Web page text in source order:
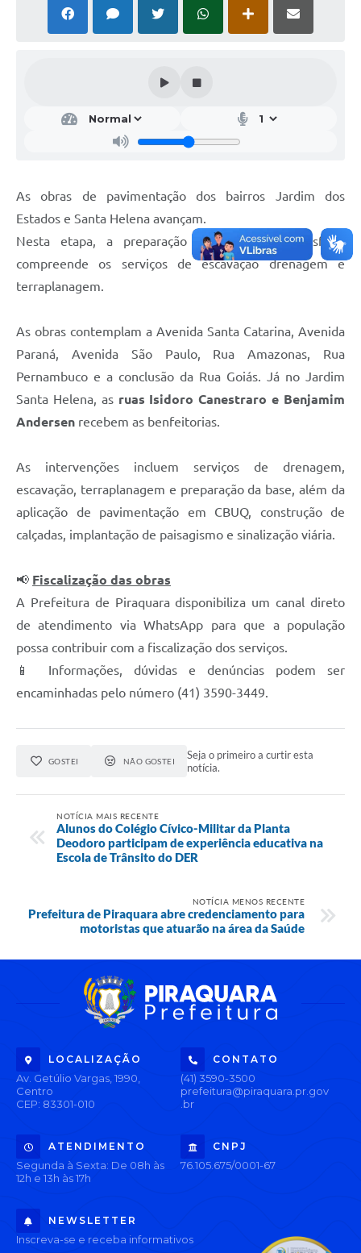
As obras de pavimentação dos bairros Jardim dos
Estados e Santa Helena avançam.
Nesta etapa, a preparação para receber o asfalto
compreende os serviços de escavação drenagem e
terraplanagem.
As obras contemplam a Avenida Santa Catarina, Avenida
Paraná, Avenida São Paulo, Rua Amazonas, Rua
Pernambuco e a conclusão da Rua Goiás. Já no Jardim
Santa Helena, as ruas Isidoro Canestraro e Benjamim
Andersen recebem as benfeitorias.
As intervenções incluem serviços de drenagem,
escavação, terraplanagem e preparação da base, além da
aplicação de pavimentação em CBUQ, construção de
calçadas, implantação de paisagismo e sinalização viária.
📢 Fiscalização das obras
A Prefeitura de Piraquara disponibiliza um canal direto
de atendimento via WhatsApp para que a população
possa contribuir com a fiscalização dos serviços.
📱 Informações, dúvidas e denúncias podem ser
encaminhadas pelo número (41) 3590-3449.
GOSTEI NÃO GOSTEI
Seja o primeiro a curtir esta
notícia.
NOTÍCIA MAIS RECENTE
Alunos do Colégio Cívico-Militar da Planta
Deodoro participam de experiência educativa na
Escola de Trânsito do DER
NOTÍCIA MENOS RECENTE
Prefeitura de Piraquara abre credenciamento para
motoristas que atuarão na área da Saúde
LOCALIZAÇÃO
Av. Getúlio Vargas, 1990,
Centro
CEP: 83301-010
CONTATO
(41) 3590-3500
prefeitura@piraquara.pr.gov
.br
ATENDIMENTO
Segunda à Sexta: De 08h às
12h e 13h às 17h
CNPJ
76.105.675/0001-67
NEWSLETTER
Inscreva-se e receba informativos